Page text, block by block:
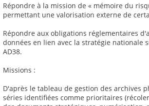
Répondre à la mission de « mémoire du
permettant une valorisation externe de
Répondre aux obligations réglementaires
données en lien avec la stratégie nationale
AD38.
Missions :
D'après le tableau de gestion des archives
séries identifiées comme prioritaires